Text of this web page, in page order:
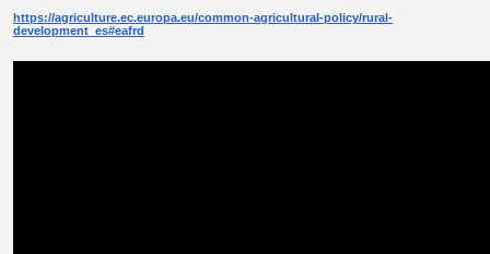
https://agriculture.ec.europa.eu/common-agricultural-policy/rural-
development_es#eafrd